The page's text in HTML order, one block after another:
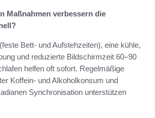
Maßnahmen verbessern die
Bett- und Aufstehzeiten), eine kühle,
und reduzierte Bildschirmzeit 60–90
helfen oft sofort. Regelmäßige
Koffein- und Alkoholkonsum und
Synchronisation unterstützen